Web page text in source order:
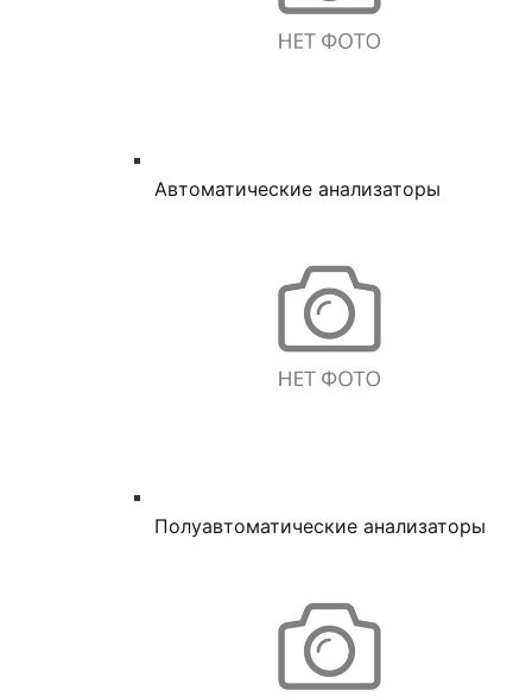
Автоматические анализаторы
Полуавтоматические анализаторы